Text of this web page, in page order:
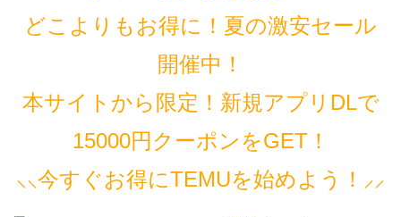
どこよりもお得に！夏の激安セール
開催中！
本サイトから限定！新規アプリDLで
15000円クーポンをGET！
⸜⸜今すぐお得にTEMUを始めよう！⸝⸝